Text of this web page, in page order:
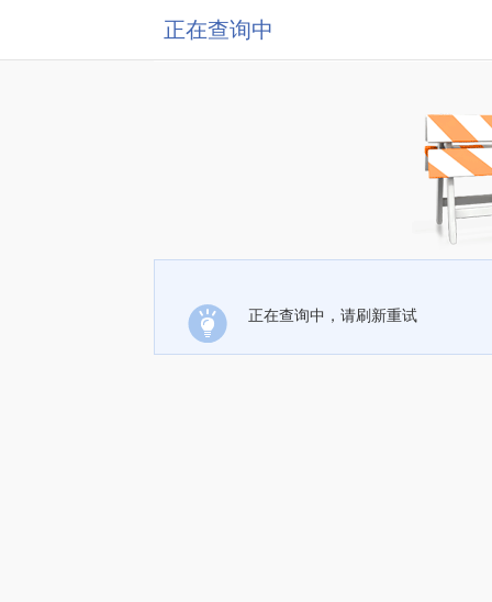
正在查询中
正在查询中，请刷新重试